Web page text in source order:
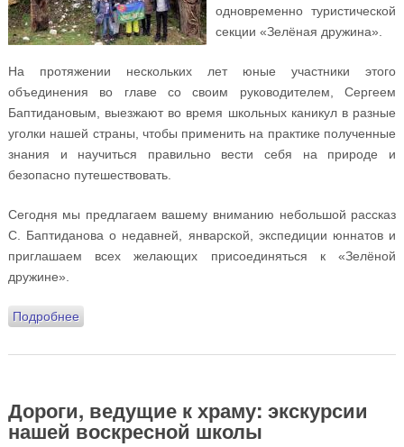
одновременно туристической
секции «Зелёная дружина».
На протяжении нескольких лет юные участники этого
объединения во главе со своим руководителем, Сергеем
Баптидановым, выезжают во время школьных каникул в разные
уголки нашей страны, чтобы применить на практике полученные
знания и научиться правильно вести себя на природе и
безопасно путешествовать.
Сегодня мы предлагаем вашему вниманию небольшой рассказ
С. Баптиданова о недавней, январской, экспедиции юннатов и
приглашаем всех желающих присоединяться к «Зелёной
дружине».
Подробнеео Море – Чёрное. Каникулы – зимние. Дружина –
Дороги, ведущие к храму: экскурсии
нашей воскресной школы